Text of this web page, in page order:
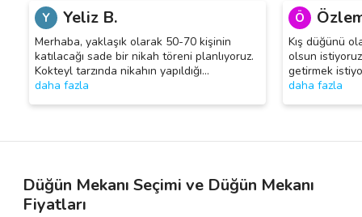
Y Yeliz B.
Merhaba, yaklaşık olarak 50-70 kişinin
katılacağı sade bir nikah töreni planlıyoruz.
Kokteyl tarzında nikahın yapıldığı…
daha fazla
Ö
Kış düğünü
olsun
getirmek
daha fazla
Düğün Mekanı Seçimi ve Düğün Mekanı
Fiyatları